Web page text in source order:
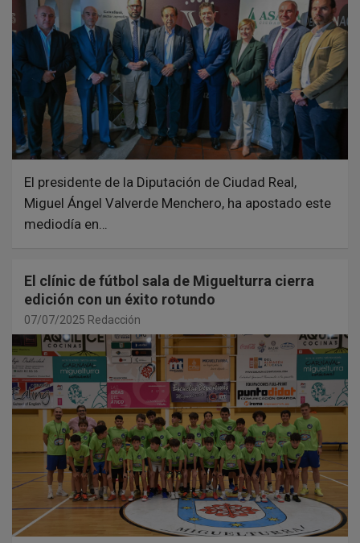
El presidente de la Diputación de Ciudad Real,
Miguel Ángel Valverde Menchero, ha apostado este
mediodía en…
El clínic de fútbol sala de Miguelturra cierra
edición con un éxito rotundo
07/07/2025 Redacción